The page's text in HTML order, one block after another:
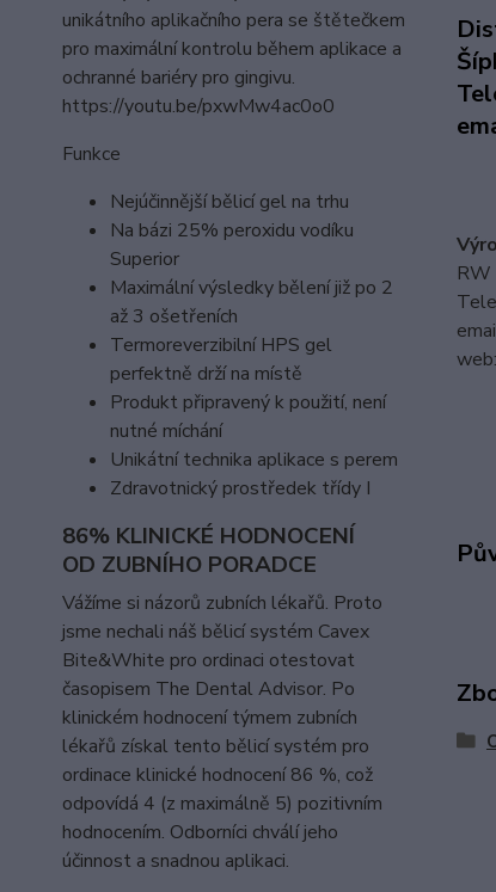
unikátního aplikačního pera se štětečkem
pro maximální kontrolu během aplikace a
ochranné bariéry pro gingivu.
https://youtu.be/pxwMw4ac0o0
Funkce
Nejúčinnější bělicí gel na trhu
Na bázi 25% peroxidu vodíku
Superior
Maximální výsledky bělení již po 2
až 3 ošetřeních
Termoreverzibilní HPS gel
perfektně drží na místě
Produkt připravený k použití, není
nutné míchání
Unikátní technika aplikace s perem
Zdravotnický prostředek třídy I
86% KLINICKÉ HODNOCENÍ
OD ZUBNÍHO PORADCE
Vážíme si názorů zubních lékařů. Proto
jsme nechali náš bělicí systém Cavex
Bite&White pro ordinaci otestovat
časopisem The Dental Advisor. Po
klinickém hodnocení týmem zubních
lékařů získal tento bělicí systém pro
ordinace klinické hodnocení 86 %, což
odpovídá 4 (z maximálně 5) pozitivním
hodnocením. Odborníci chválí jeho
účinnost a snadnou aplikaci.
RW
web: